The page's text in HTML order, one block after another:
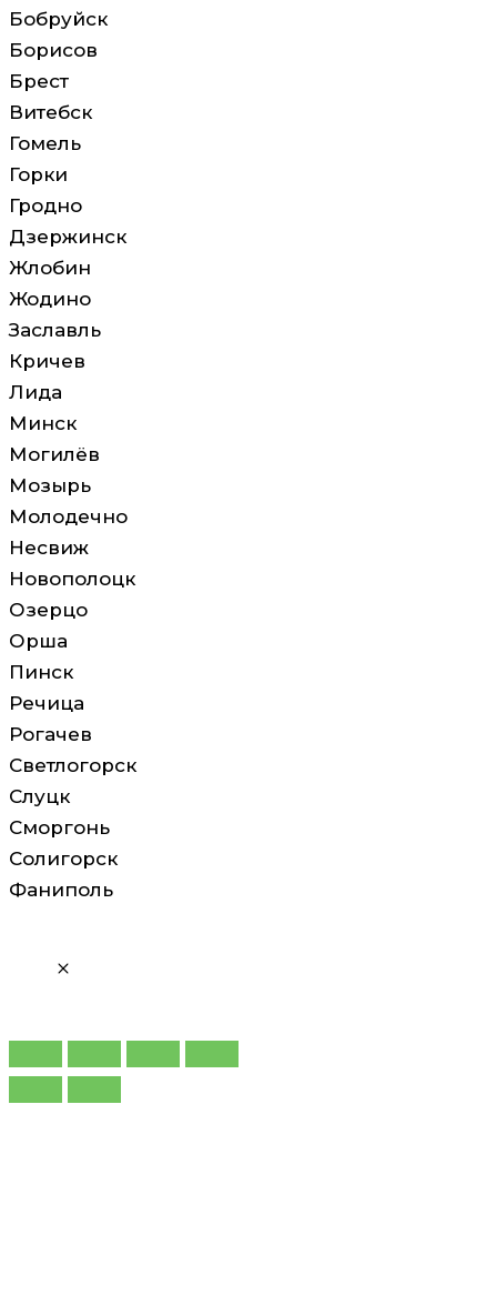
Бобруйск
Борисов
Брест
Витебск
Гомель
Горки
Гродно
Дзержинск
Жлобин
Жодино
Заславль
Кричев
Лида
Минск
Могилёв
Мозырь
Молодечно
Несвиж
Новополоцк
Озерцо
Орша
Пинск
Речица
Рогачев
Светлогорск
Слуцк
Сморгонь
Солигорск
Фаниполь